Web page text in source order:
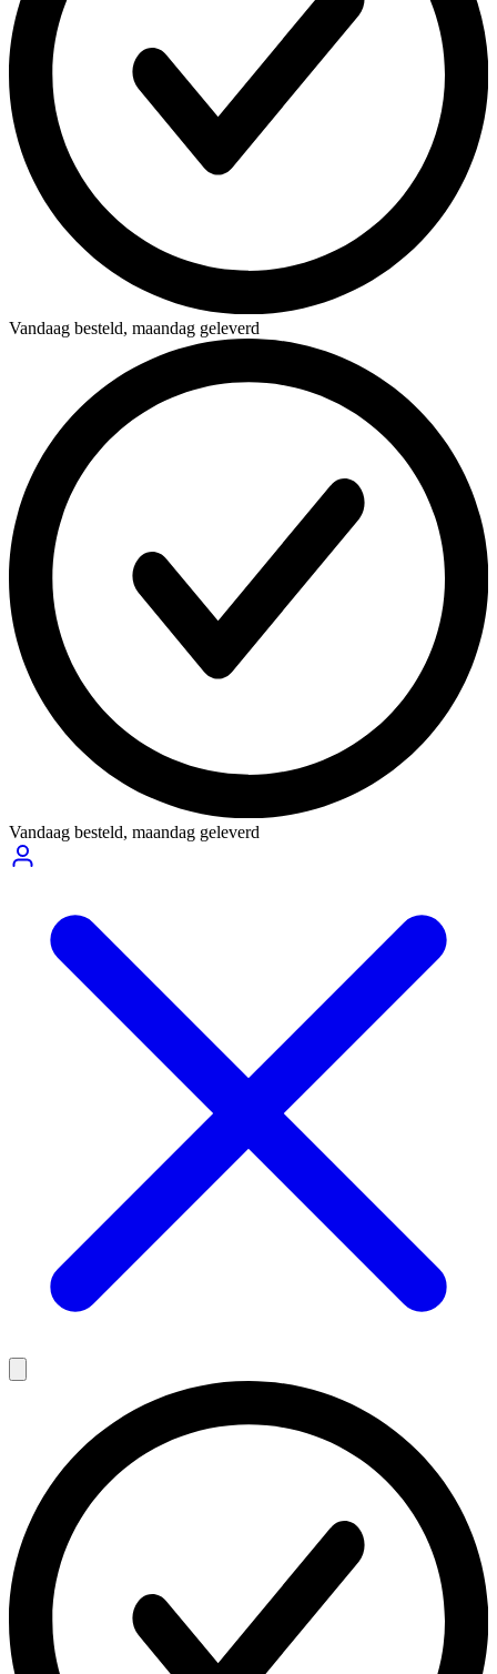
Vandaag besteld, maandag geleverd
Vandaag besteld, maandag geleverd